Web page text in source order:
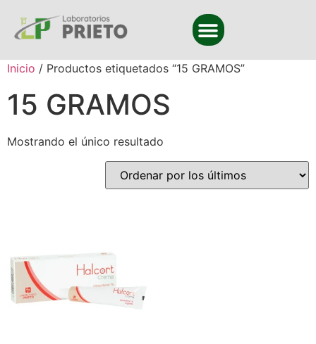
Inicio / Productos etiquetados “15 GRAMOS”
15 GRAMOS
Mostrando el único resultado